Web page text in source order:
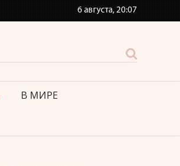
6 августа,20:07
В МИРЕ